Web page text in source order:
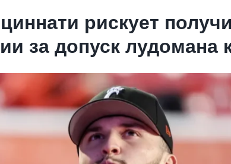
рискует
за допуск лудомана